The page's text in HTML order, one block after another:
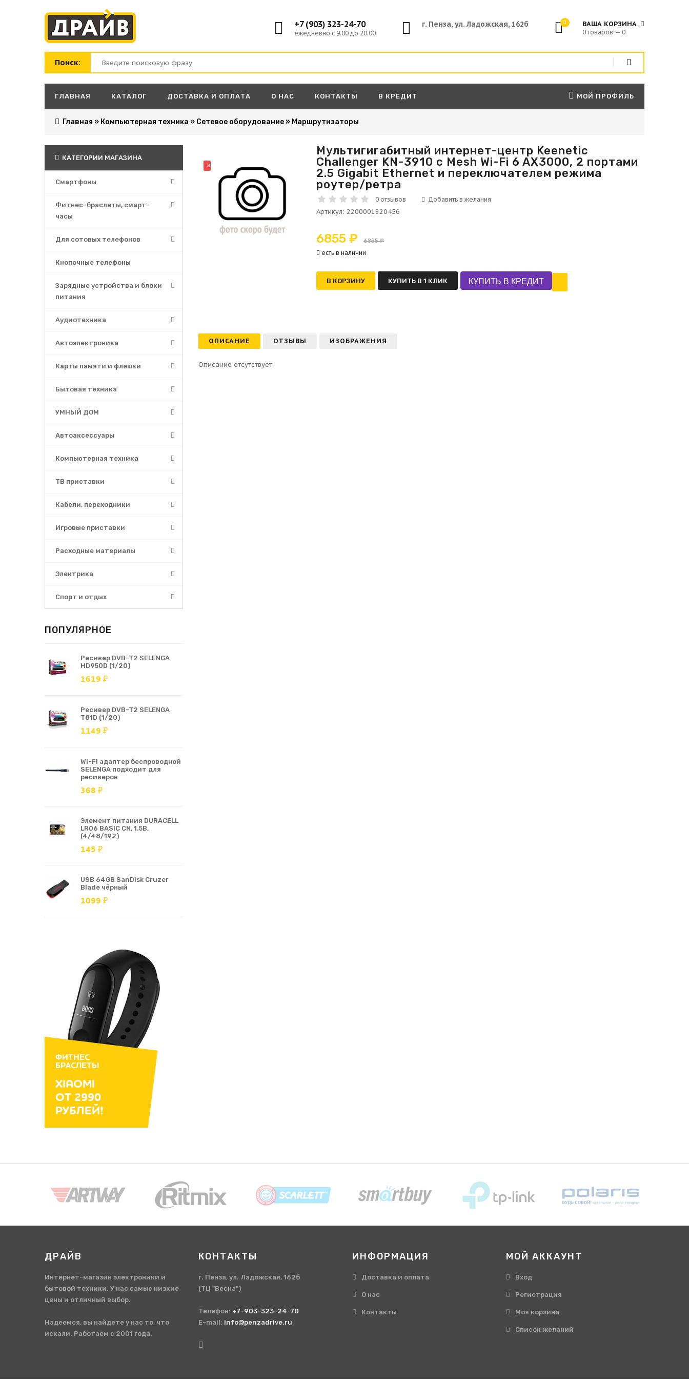
+7 (903) 323-24-70
ежедневно с 9.00 до 20.00
г. Пенза, ул. Ладожская, 162б 0 ВАША КОРЗИНА
0 товаров — 0
МОЙ ПРОФИЛЬ
Поиск:
ГЛАВНАЯ КАТАЛОГ ДОСТАВКА И ОПЛАТА О НАС КОНТАКТЫ В КРЕДИТ
Главная » Компьютерная техника » Сетевое оборудование » Маршрутизаторы
НОВИНКА
Мультигигабитный интернет-центр Keenetic
Challenger KN-3910 с Mesh Wi-Fi 6 AX3000, 2 портами
2.5 Gigabit Ethernet и переключателем режима
роутер/ретра
0 отзывов
Артикул: 2200001820456
6855 ₽ 6855 ₽
есть в наличии
В КОРЗИНУ КУПИТЬ В 1 КЛИК
ОПИСАНИЕ ОТЗЫВЫ ИЗОБРАЖЕНИЯ
Описание отсутствует
КАТЕГОРИИ МАГАЗИНА
Смартфоны
Фитнес-браслеты, смарт-
часы
Для сотовых телефонов
Кнопочные телефоны
Зарядные устройства и блоки
питания
Аудиотехника
Автоэлектроника
Карты памяти и флешки
Бытовая техника
УМНЫЙ ДОМ
Автоаксессуары
Компьютерная техника
ТВ приставки
Кабели, переходники
Игровые приставки
Расходные материалы
Электрика
Спорт и отдых
ПОПУЛЯРНОЕ
Ресивер DVB-T2 SELENGA
HD950D (1/20)
1619 ₽
Ресивер DVB-T2 SELENGA
T81D (1/20)
1149 ₽
Wi-Fi адаптер беспроводной
SELENGA подходит для
ресиверов
368 ₽
Элемент питания DURACELL
LR06 BASIC CN, 1.5В,
(4/48/192)
145 ₽
USB 64GB SanDisk Cruzer
Blade чёрный
1099 ₽
ФИТНЕС
БРАСЛЕТЫ
XIAOMI
ОТ 2990
РУБЛЕЙ!
ДРАЙВ
Интернет-магазин электроники и
бытовой техники. У нас самые низкие
цены и отличный выбор.
Надеемся, вы найдете у нас то, что
искали. Работаем с 2001 года.
КОНТАКТЫ
г. Пенза, ул. Ладожская, 162б
(ТЦ "Весна")
Телефон: +7-903-323-24-70
E-mail: info@penzadrive.ru
ИНФОРМАЦИЯ
Доставка и оплата
О нас
Контакты
МОЙ АККАУНТ
Вход
Регистрация
Моя корзина
Cписок желаний